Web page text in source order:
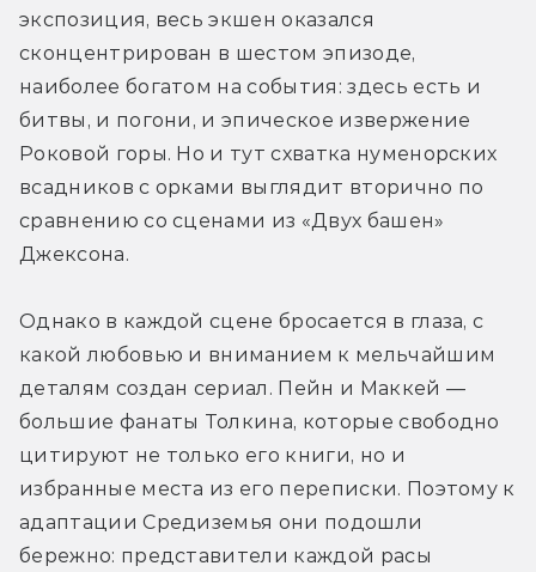
экспозиция, весь экшен оказался
сконцентрирован в шестом эпизоде,
наиболее богатом на события: здесь есть и
битвы, и погони, и эпическое извержение
Роковой горы. Но и тут схватка нуменорских
всадников с орками выглядит вторично по
сравнению со сценами из «Двух башен»
Джексона.
Однако в каждой сцене бросается в глаза, с
какой любовью и вниманием к мельчайшим
деталям создан сериал. Пейн и Маккей —
большие фанаты Толкина, которые свободно
цитируют не только его книги, но и
избранные места из его переписки. Поэтому к
адаптации Средиземья они подошли
бережно: представители каждой расы